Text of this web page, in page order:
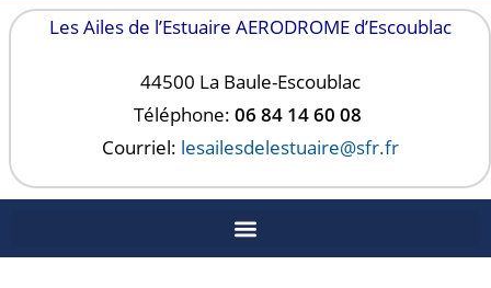
Les Ailes de l’Estuaire AERODROME d’Escoublac
44500 La Baule-Escoublac
Téléphone: 06 84 14 60 08
Courriel: lesailesdelestuaire@sfr.fr